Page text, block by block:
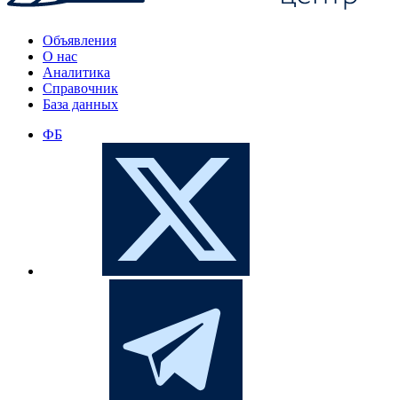
Объявления
О нас
Аналитика
Справочник
База данных
ФБ